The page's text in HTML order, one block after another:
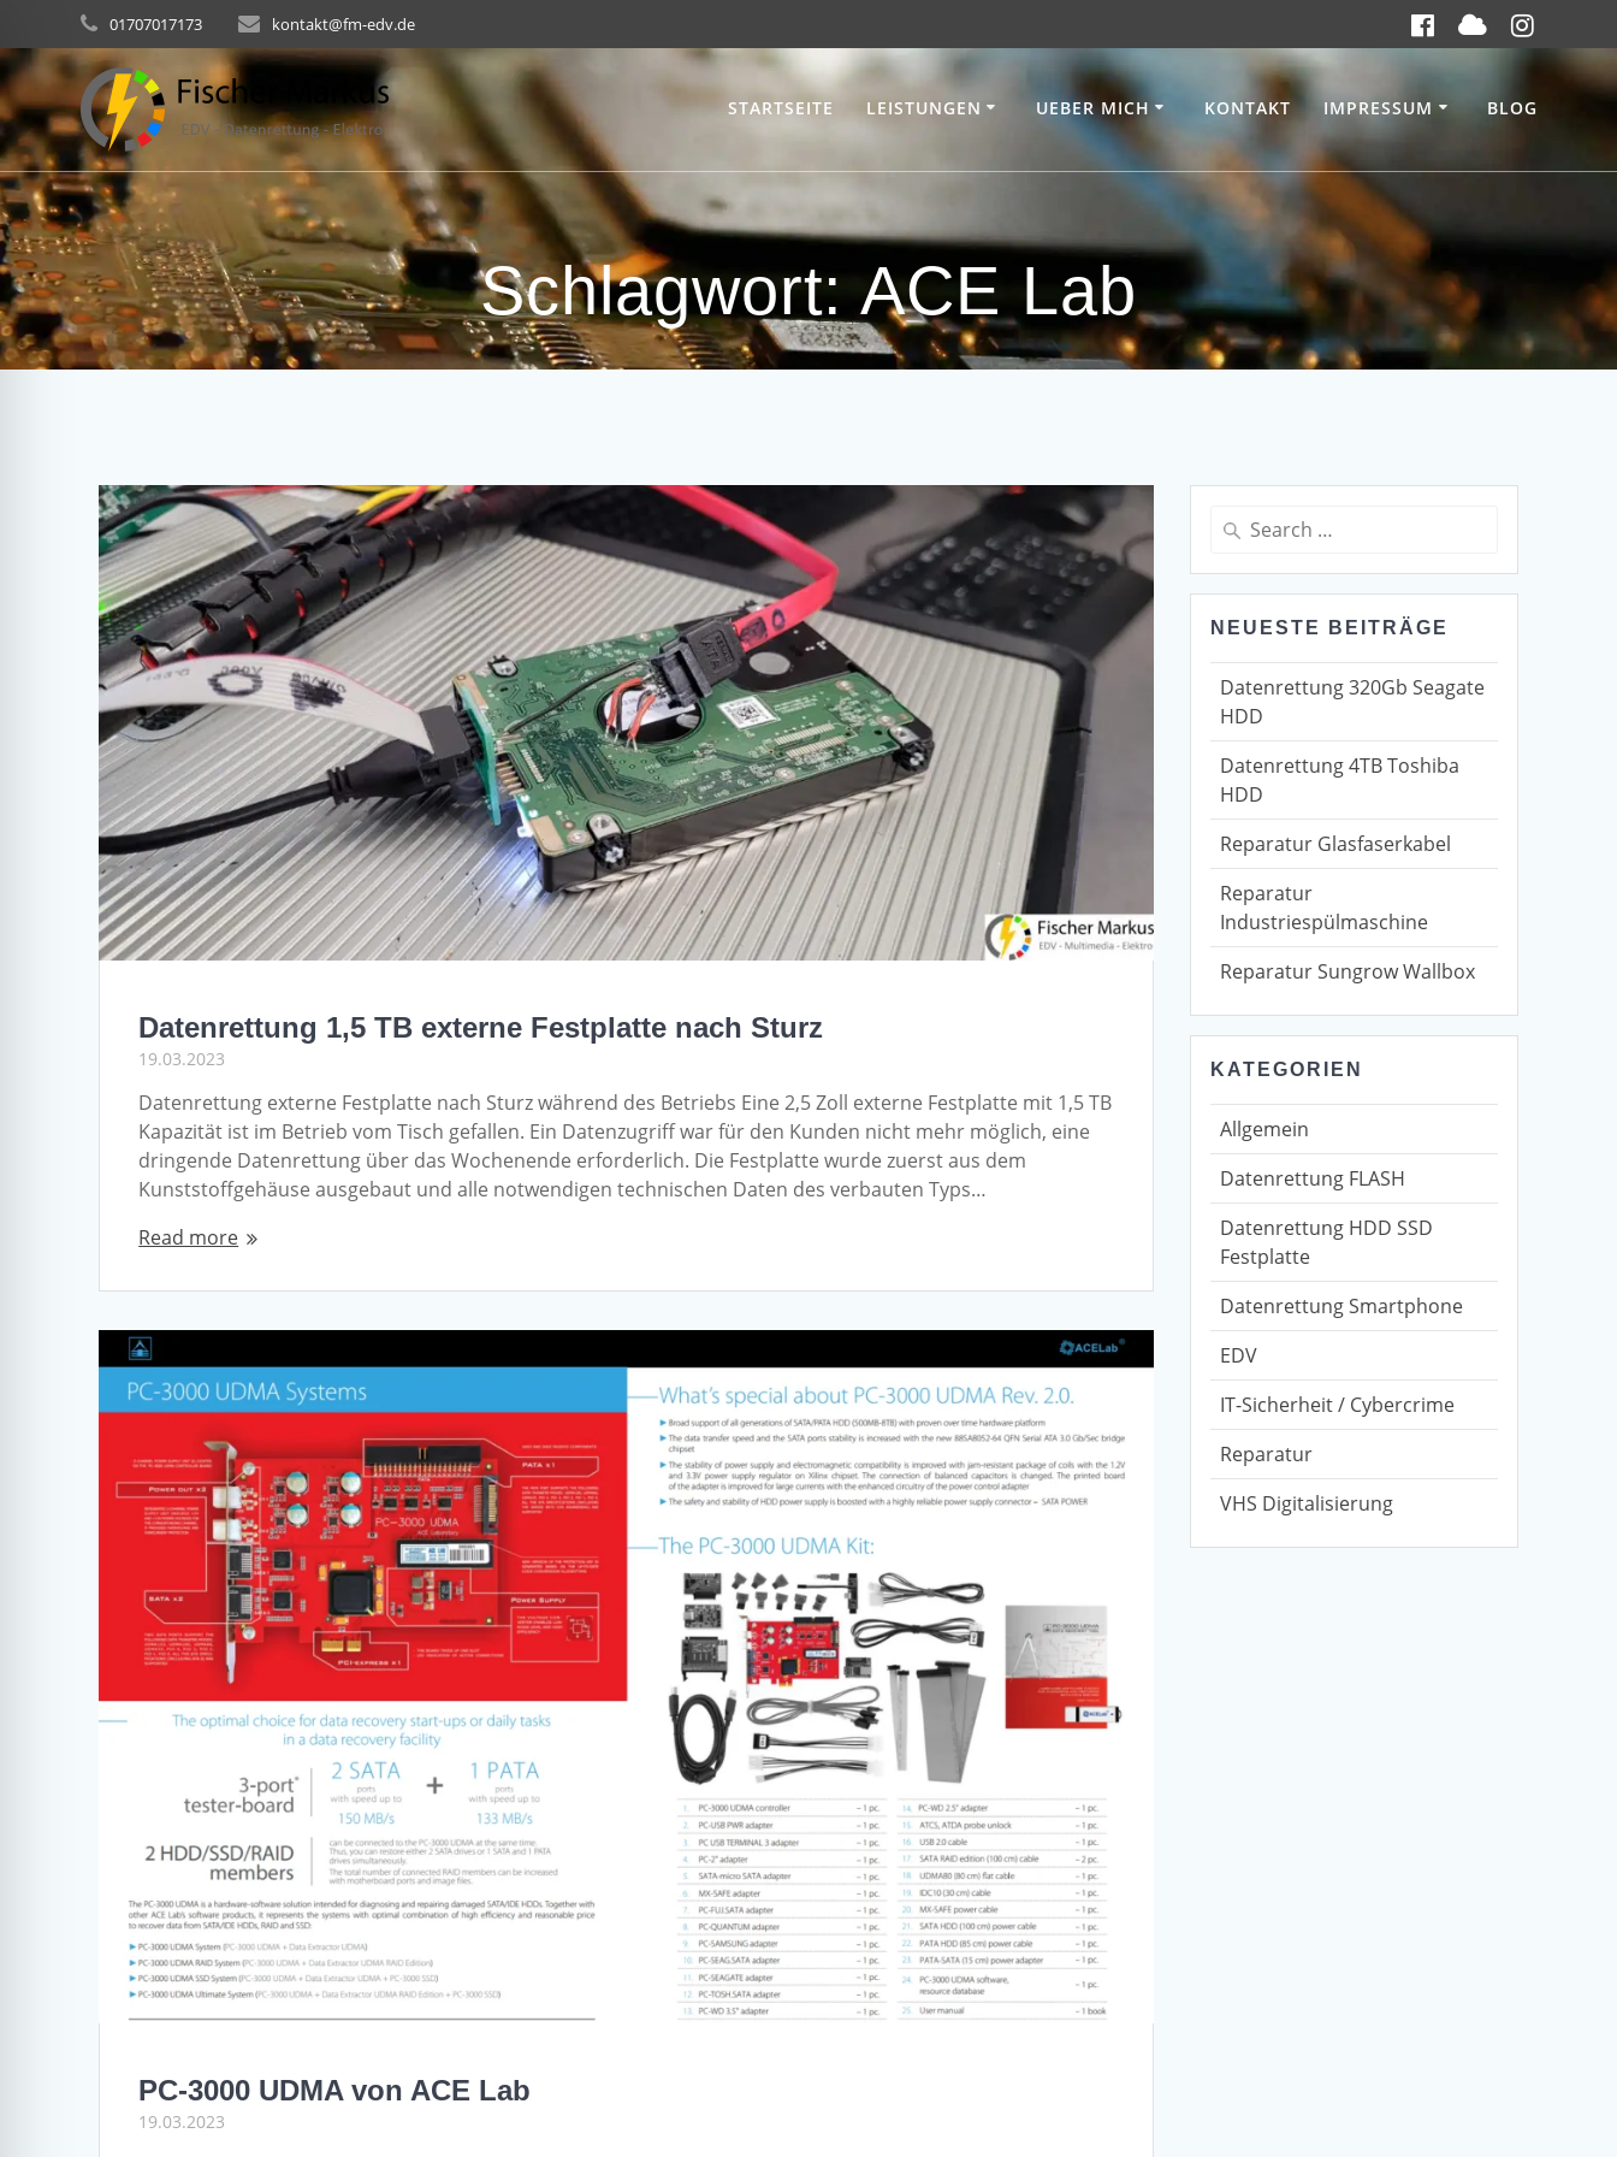
to
content
01707017173 kontakt@fm-edv.de
STARTSEITE LEISTUNGEN UEBER MICH KONTAKT IMPRESSUM BLOG
Schlagwort:ACE Lab
Datenrettung 1,5 TB externe Festplatte nach Sturz
19.03.2023
Datenrettung externe Festplatte nach Sturz während des Betriebs Eine 2,5 Zoll externe Festplatte mit 1,5 TB
Kapazität ist im Betrieb vom Tisch gefallen. Ein Datenzugriff war für den Kunden nicht mehr möglich, eine
dringende Datenrettung über das Wochenende erforderlich. Die Festplatte wurde zuerst aus dem
Kunststoffgehäuse ausgebaut und alle notwendigen technischen Daten des verbauten Typs…
Read more
PC-3000 UDMA von ACE Lab
19.03.2023
Search
for:
NEUESTE BEITRÄGE
Datenrettung 320Gb Seagate
HDD
Datenrettung 4TB Toshiba
HDD
Reparatur Glasfaserkabel
Reparatur
Industriespülmaschine
Reparatur Sungrow Wallbox
KATEGORIEN
Allgemein
Datenrettung FLASH
Datenrettung HDD SSD
Festplatte
Datenrettung Smartphone
EDV
IT-Sicherheit / Cybercrime
Reparatur
VHS Digitalisierung